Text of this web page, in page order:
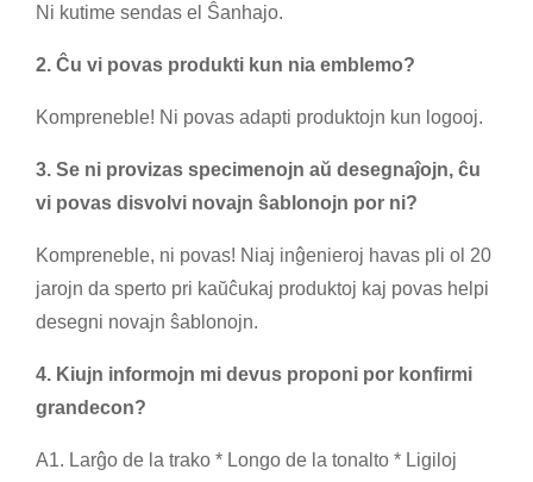
Ni kutime sendas el Ŝanhajo.
2. Ĉu vi povas produkti kun nia emblemo?
Kompreneble! Ni povas adapti produktojn kun logooj.
3. Se ni provizas specimenojn aŭ desegnaĵojn, ĉu
vi povas disvolvi novajn ŝablonojn por ni?
Kompreneble, ni povas! Niaj inĝenieroj havas pli ol 20
jarojn da sperto pri kaŭĉukaj produktoj kaj povas helpi
desegni novajn ŝablonojn.
4. Kiujn informojn mi devus proponi por konfirmi
grandecon?
A1. Larĝo de la trako * Longo de la tonalto * Ligiloj